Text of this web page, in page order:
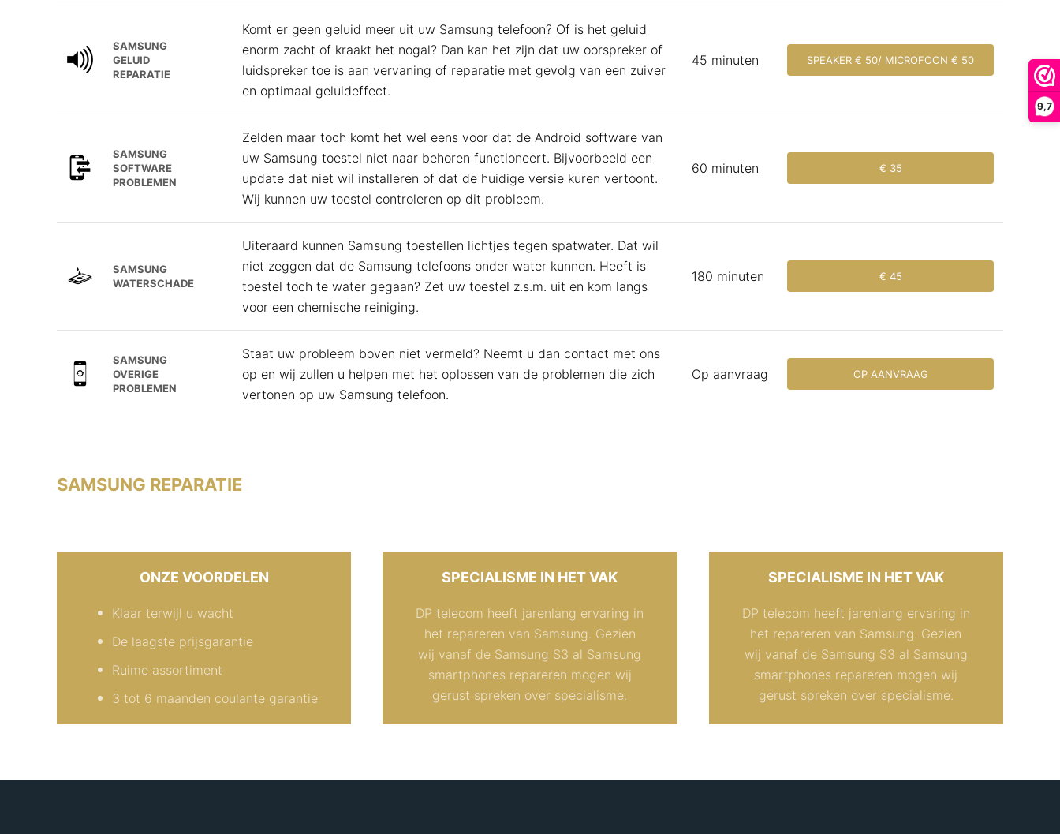
9,7
SAMSUNG
GELUID
REPARATIE
Komt er geen geluid meer uit uw Samsung telefoon? Of is het geluid
enorm zacht of kraakt het nogal? Dan kan het zijn dat uw oorspreker of
luidspreker toe is aan vervaning of reparatie met gevolg van een zuiver
en optimaal geluideffect.
45 minuten SPEAKER € 50/ MICROFOON € 50
SAMSUNG
SOFTWARE
PROBLEMEN
Zelden maar toch komt het wel eens voor dat de Android software van
uw Samsung toestel niet naar behoren functioneert. Bijvoorbeeld een
update dat niet wil installeren of dat de huidige versie kuren vertoont.
Wij kunnen uw toestel controleren op dit probleem.
60 minuten € 35
SAMSUNG
WATERSCHADE
Uiteraard kunnen Samsung toestellen lichtjes tegen spatwater. Dat wil
niet zeggen dat de Samsung telefoons onder water kunnen. Heeft is
toestel toch te water gegaan? Zet uw toestel z.s.m. uit en kom langs
voor een chemische reiniging.
180 minuten € 45
SAMSUNG
OVERIGE
PROBLEMEN
Staat uw probleem boven niet vermeld? Neemt u dan contact met ons
op en wij zullen u helpen met het oplossen van de problemen die zich
vertonen op uw Samsung telefoon.
Op aanvraag OP AANVRAAG
SAMSUNG REPARATIE
ONZE VOORDELEN
Klaar terwijl u wacht
De laagste prijsgarantie
Ruime assortiment
3 tot 6 maanden coulante garantie
SPECIALISME IN HET VAK
DP telecom heeft jarenlang ervaring in
het repareren van Samsung. Gezien
wij vanaf de Samsung S3 al Samsung
smartphones repareren mogen wij
gerust spreken over specialisme.
SPECIALISME IN HET VAK
DP telecom heeft jarenlang ervaring in
het repareren van Samsung. Gezien
wij vanaf de Samsung S3 al Samsung
smartphones repareren mogen wij
gerust spreken over specialisme.